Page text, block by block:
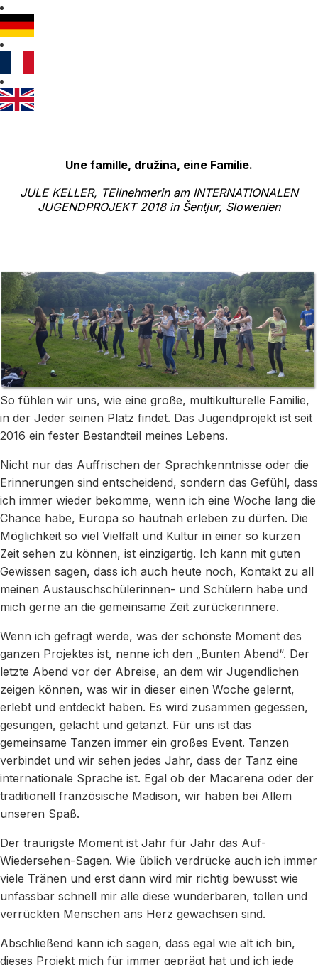
Une famille, družina, eine Familie.
JULE KELLER, TEilnehmerin am INTERNATIONALEN
JUGENDPROJEKT 2018 in Šentjur, Slowenien
So fühlen wir uns, wie eine große, multikulturelle Familie,
in der Jeder seinen Platz findet. Das Jugendprojekt ist seit
2016 ein fester Bestandteil meines Lebens.
Nicht nur das Auffrischen der Sprachkenntnisse oder die
Erinnerungen sind entscheidend, sondern das Gefühl, dass
ich immer wieder bekomme, wenn ich eine Woche lang die
Chance habe, Europa so hautnah erleben zu dürfen. Die
Möglichkeit so viel Vielfalt und Kultur in einer so kurzen
Zeit sehen zu können, ist einzigartig. Ich kann mit guten
Gewissen sagen, dass ich auch heute noch, Kontakt zu all
meinen Austauschschülerinnen- und Schülern habe und
mich gerne an die gemeinsame Zeit zurückerinnere.
Wenn ich gefragt werde, was der schönste Moment des
ganzen Projektes ist, nenne ich den „Bunten Abend“. Der
letzte Abend vor der Abreise, an dem wir Jugendlichen
zeigen können, was wir in dieser einen Woche gelernt,
erlebt und entdeckt haben. Es wird zusammen gegessen,
gesungen, gelacht und getanzt. Für uns ist das
gemeinsame Tanzen immer ein großes Event. Tanzen
verbindet und wir sehen jedes Jahr, dass der Tanz eine
internationale Sprache ist. Egal ob der Macarena oder der
traditionell französische Madison, wir haben bei Allem
unseren Spaß.
Der traurigste Moment ist Jahr für Jahr das Auf-
Wiedersehen-Sagen. Wie üblich verdrücke auch ich immer
viele Tränen und erst dann wird mir richtig bewusst wie
unfassbar schnell mir alle diese wunderbaren, tollen und
verrückten Menschen ans Herz gewachsen sind.
Abschließend kann ich sagen, dass egal wie alt ich bin,
dieses Projekt mich für immer geprägt hat und ich jede